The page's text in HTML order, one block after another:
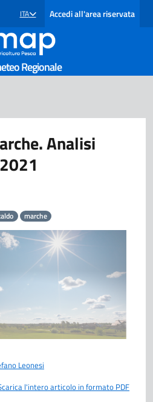
SELEZIONE LINGUA: LINGUA SELEZIONATA
ITA Accedi all'area riservata
Regionale
Analisi
marche
Leonesi
l'intero articolo in formato PDF